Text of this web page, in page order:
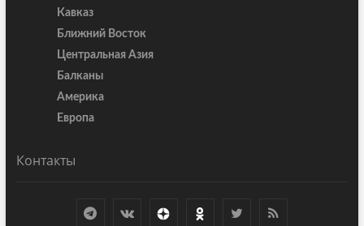
Кавказ
Ближний Восток
Центральная Азия
Балканы
Америка
Европа
Контакты